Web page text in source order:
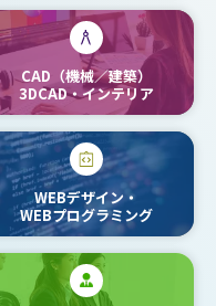
CAD（機械／建築）
3DCAD・インテリア
WEBデザイン・
WEBプログラミング